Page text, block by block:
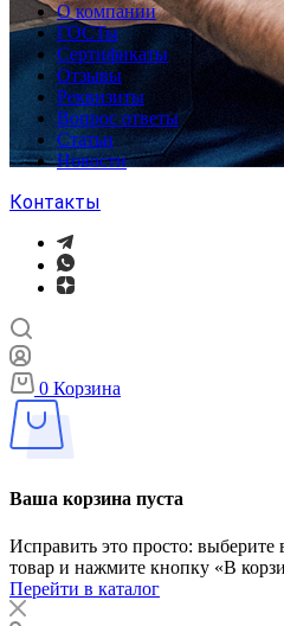
О компании
ГОСТы
Сертификаты
Отзывы
Реквизиты
Вопрос ответы
Статьи
Новости
Контакты
0 Корзина
Ваша корзина пуста
Исправить это просто:
товар и нажмите кнопку «В
Перейти в каталог